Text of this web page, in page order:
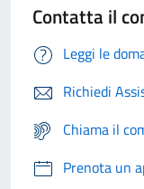
Contatta il
Leggi le
Richiedi
Chiama il
Prenota un